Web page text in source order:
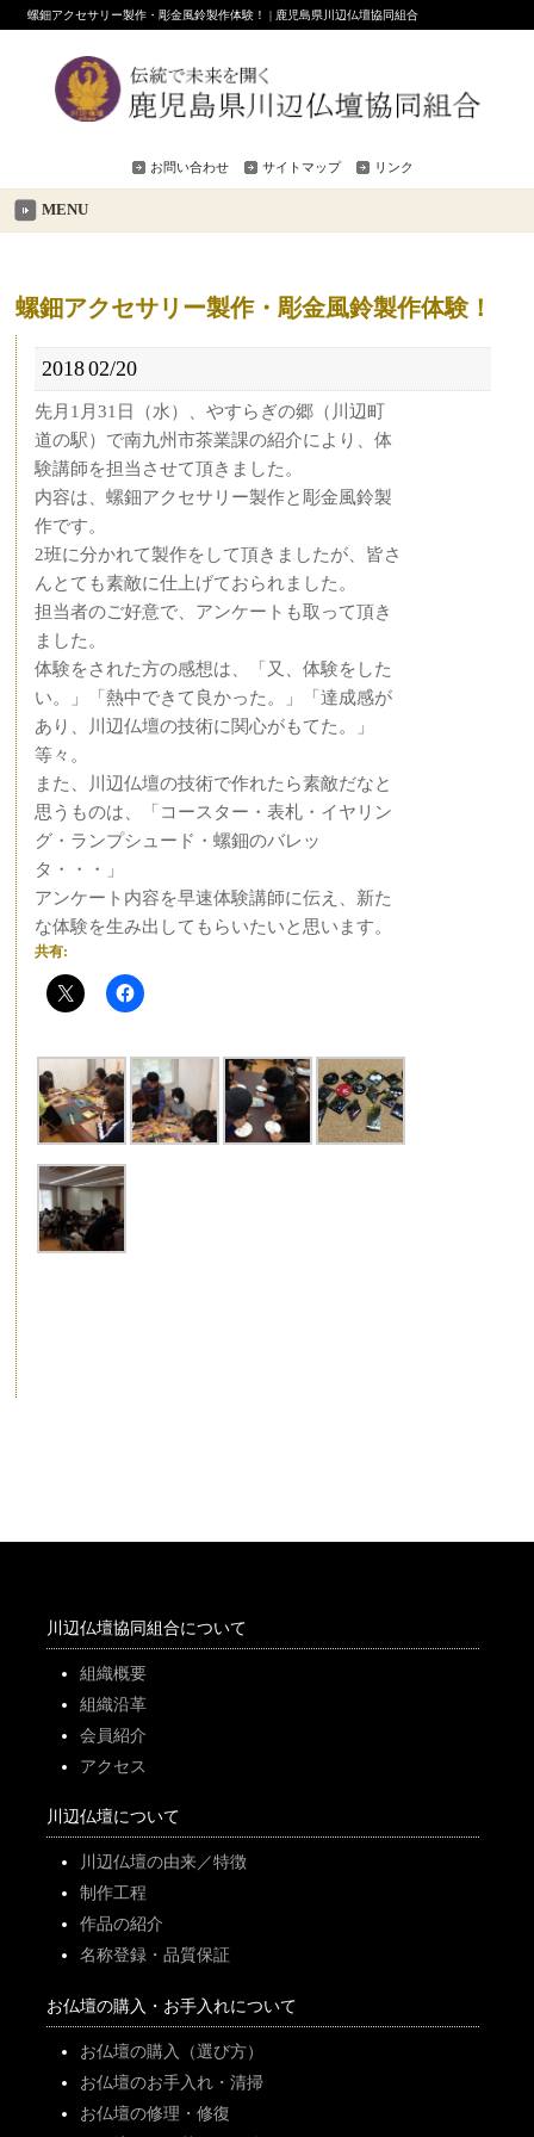
螺鈿アクセサリー製作・彫金風鈴製作体験！ | 鹿児島県川辺仏壇協同組合
お問い合わせ サイトマップ リンク
MENU
螺鈿アクセサリー製作・彫金風鈴製作体験！
02/20
2018
先月1月31日（水）、やすらぎの郷（川辺町
道の駅）で南九州市茶業課の紹介により、体
験講師を担当させて頂きました。
内容は、螺鈿アクセサリー製作と彫金風鈴製
作です。
2班に分かれて製作をして頂きましたが、皆さ
んとても素敵に仕上げておられました。
担当者のご好意で、アンケートも取って頂き
ました。
体験をされた方の感想は、「又、体験をした
い。」「熱中できて良かった。」「達成感が
あり、川辺仏壇の技術に関心がもてた。」
等々。
また、川辺仏壇の技術で作れたら素敵だなと
思うものは、「コースター・表札・イヤリン
グ・ランプシュード・螺鈿のバレッ
タ・・・」
アンケート内容を早速体験講師に伝え、新た
な体験を生み出してもらいたいと思います。
共有:
川辺仏壇協同組合について
組織概要
組織沿革
会員紹介
アクセス
川辺仏壇について
川辺仏壇の由来／特徴
制作工程
作品の紹介
名称登録・品質保証
お仏壇の購入・お手入れについて
お仏壇の購入（選び方）
お仏壇のお手入れ・清掃
お仏壇の修理・修復